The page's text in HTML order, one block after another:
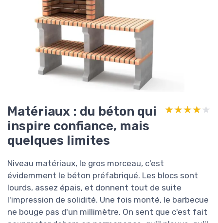
Matériaux : du béton qui
inspire confiance, mais
quelques limites
★★★★★
★★★★★
Niveau matériaux, le gros morceau, c'est
évidemment le béton préfabriqué. Les blocs sont
lourds, assez épais, et donnent tout de suite
l'impression de solidité. Une fois monté, le barbecue
ne bouge pas d'un millimètre. On sent que c'est fait